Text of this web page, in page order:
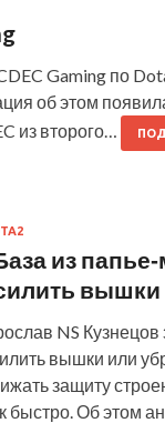
Gaming по
об этом
из второго…
из
вышки
NS Кузнецов
вышки или
защиту
быстро. Об этом